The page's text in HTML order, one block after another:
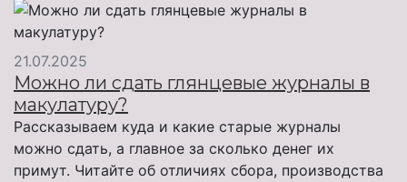
21.07.2025
Можно ли сдать глянцевые журналы в
макулатуру?
Рассказываем куда и какие старые журналы
можно сдать, а главное за сколько денег их
примут. Читайте об отличиях сбора, производства